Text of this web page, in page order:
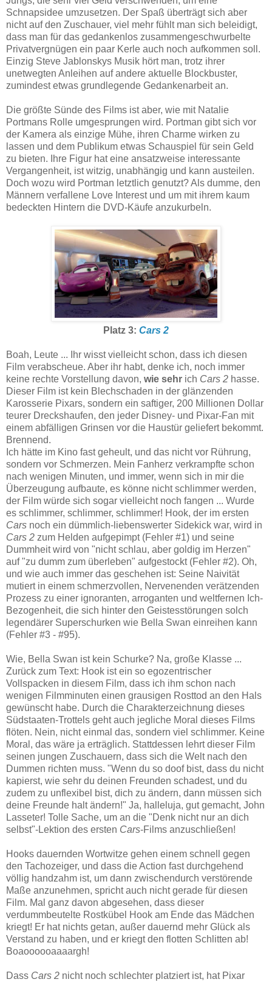
Schnapsidee umzusetzen. Der Spaß überträgt sich aber
nicht auf den Zuschauer, viel mehr fühlt man sich beleidigt,
dass man für das gedankenlos zusammengeschwurbelte
Privatvergnügen ein paar Kerle auch noch aufkommen soll.
Einzig Steve Jablonskys Musik hört man, trotz ihrer
unetwegten Anleihen auf andere aktuelle Blockbuster,
zumindest etwas grundlegende Gedankenarbeit an.
Die größte Sünde des Films ist aber, wie mit Natalie
Portmans Rolle umgesprungen wird. Portman gibt sich vor
der Kamera als einzige Mühe, ihren Charme wirken zu
lassen und dem Publikum etwas Schauspiel für sein Geld
zu bieten. Ihre Figur hat eine ansatzweise interessante
Vergangenheit, ist witzig, unabhängig und kann austeilen.
Doch wozu wird Portman letztlich genutzt? Als dumme, den
Männern verfallene Love Interest und um mit ihrem kaum
bedeckten Hintern die DVD-Käufe anzukurbeln.
Platz 3: Cars 2
Boah, Leute ... Ihr wisst vielleicht schon, dass ich diesen
Film verabscheue. Aber ihr habt, denke ich, noch immer
keine rechte Vorstellung davon, wie sehr ich Cars 2 hasse.
Dieser Film ist kein Blechschaden in der glänzenden
Karosserie Pixars, sondern ein saftiger, 200 Millionen Dollar
teurer Dreckshaufen, den jeder Disney- und Pixar-Fan mit
einem abfälligen Grinsen vor die Haustür geliefert bekommt.
Brennend.
Ich hätte im Kino fast geheult, und das nicht vor Rührung,
sondern vor Schmerzen. Mein Fanherz verkrampfte schon
nach wenigen Minuten, und immer, wenn sich in mir die
Überzeugung aufbaute, es könne nicht schlimmer werden,
der Film würde sich sogar vielleicht noch fangen ... Wurde
es schlimmer, schlimmer, schlimmer! Hook, der im ersten
Cars noch ein dümmlich-liebenswerter Sidekick war, wird in
Cars 2 zum Helden aufgepimpt (Fehler #1) und seine
Dummheit wird von "nicht schlau, aber goldig im Herzen"
auf "zu dumm zum überleben" aufgestockt (Fehler #2). Oh,
und wie auch immer das geschehen ist: Seine Naivität
mutiert in einem schmerzvollen, Nervenenden verätzenden
Prozess zu einer ignoranten, arroganten und weltfernen Ich-
Bezogenheit, die sich hinter den Geistesstörungen solch
legendärer Superschurken wie Bella Swan einreihen kann
(Fehler #3 - #95).
Wie, Bella Swan ist kein Schurke? Na, große Klasse ...
Zurück zum Text: Hook ist ein so egozentrischer
Vollspacken in diesem Film, dass ich ihm schon nach
wenigen Filmminuten einen grausigen Rosttod an den Hals
gewünscht habe. Durch die Charakterzeichnung dieses
Südstaaten-Trottels geht auch jegliche Moral dieses Films
flöten. Nein, nicht einmal das, sondern viel schlimmer. Keine
Moral, das wäre ja erträglich. Stattdessen lehrt dieser Film
seinen jungen Zuschauern, dass sich die Welt nach den
Dummen richten muss. "Wenn du so doof bist, dass du nicht
kapierst, wie sehr du deinen Freunden schadest, und du
zudem zu unflexibel bist, dich zu ändern, dann müssen sich
deine Freunde halt ändern!" Ja, halleluja, gut gemacht, John
Lasseter! Tolle Sache, um an die "Denk nicht nur an dich
selbst"-Lektion des ersten Cars-Films anzuschließen!
Hooks dauernden Wortwitze gehen einem schnell gegen
den Tachozeiger, und dass die Action fast durchgehend
völlig handzahm ist, um dann zwischendurch verstörende
Maße anzunehmen, spricht auch nicht gerade für diesen
Film. Mal ganz davon abgesehen, dass dieser
verdummbeutelte Rostkübel Hook am Ende das Mädchen
kriegt! Er hat nichts getan, außer dauernd mehr Glück als
Verstand zu haben, und er kriegt den flotten Schlitten ab!
Boaoooooaaaargh!
Dass Cars 2 nicht noch schlechter platziert ist, hat Pixar